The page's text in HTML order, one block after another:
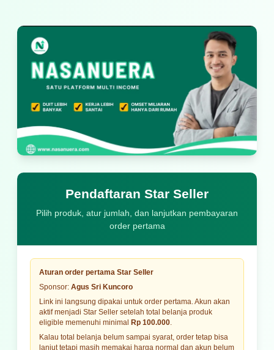
Pendaftaran Star Seller
Pilih produk, atur jumlah, dan lanjutkan pembayaran
order pertama
Aturan order pertama Star Seller
Sponsor: Agus Sri Kuncoro
Link ini langsung dipakai untuk order pertama. Akun akan
aktif menjadi Star Seller setelah total belanja produk
eligible memenuhi minimal Rp 100.000.
Kalau total belanja belum sampai syarat, order tetap bisa
lanjut tetapi masih memakai harga normal dan akun belum